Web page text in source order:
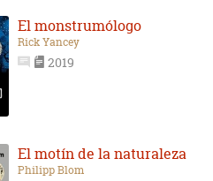
El monstrumólogo
Rick Yancey
2019
El motín de la naturaleza
Philipp Blom